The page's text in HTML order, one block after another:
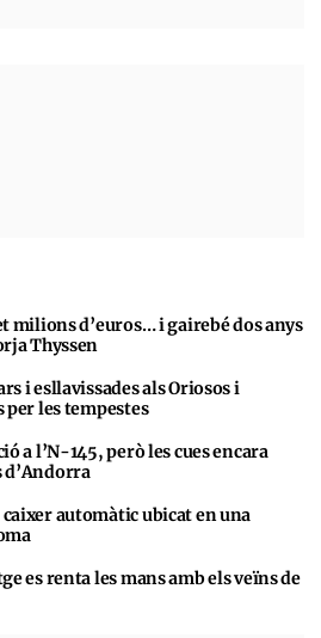
milions d’euros… i gairebé dos anys
Thyssen
i esllavissades als Oriosos i
les tempestes
a l’N-145, però les cues encara
d’Andorra
automàtic ubicat en una
es renta les mans amb els veïns de